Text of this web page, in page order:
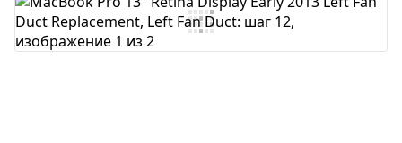
Добавить комментарий